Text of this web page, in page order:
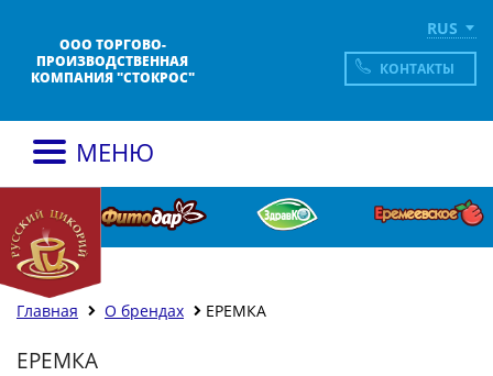
ООО ТОРГОВО-
ПРОИЗВОДСТВЕННАЯ
КОМПАНИЯ "СТОКРОС"
RUS
КОНТАКТЫ
МЕНЮ
Главная О брендах ЕРЕМКА
ЕРЕМКА